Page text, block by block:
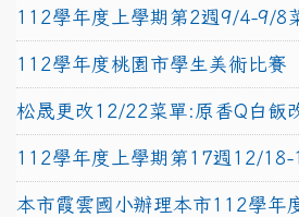
112學年度上學期第2週9/4-9/8
112學年度桃園市學生美術比賽
松晟更改12/22菜單:原香Q白飯
112學年度上學期第17週12/
本市霞雲國小辦理本市112學年